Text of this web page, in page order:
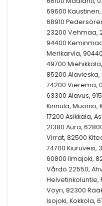
69600
68910
23200 Vehmaa,
94400
Merikarvia,
49700
85200 Alavieska,
74200 Vieremä,
63300 Alavus,
Kinnula, Muonio,
17200 Asikkala,
21380 Aura,
Virrat, 82500
74700 Kiuruvesi,
60800 Ilmajoki,
Vårdö 22550,
Helvetinkoluntie,
Vöyri, 82300
Isojoki, Kokkola,